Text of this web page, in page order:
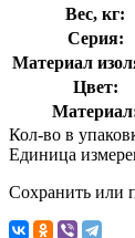
Вес, кг:
Серия:
Материал
Цвет:
Кол-во в
Единица
Сохранить или